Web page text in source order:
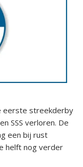
eerste streekderby
SSS verloren. De
een bij rust
helft nog verder